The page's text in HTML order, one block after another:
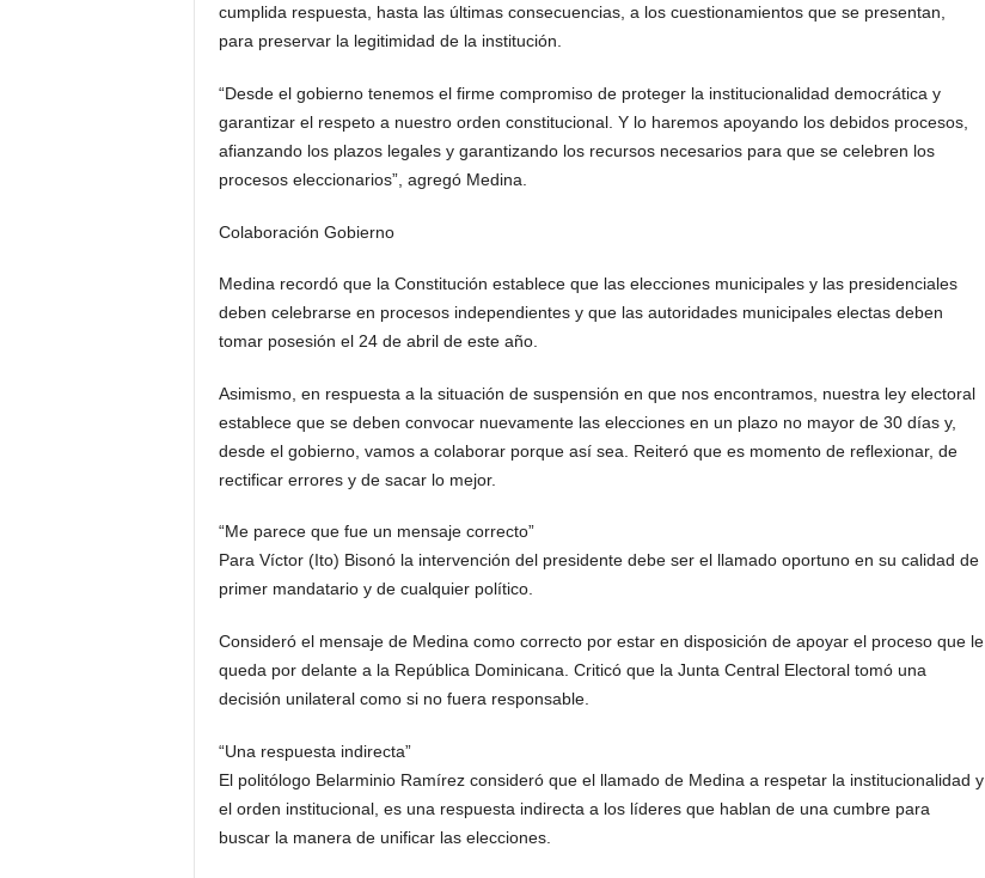
cumplida respuesta, hasta las últimas consecuencias, a los cuestionamientos que se presentan,
para preservar la legitimidad de la institución.
“Desde el gobierno tenemos el firme compromiso de proteger la institucionalidad democrática y
garantizar el respeto a nuestro orden constitucional. Y lo haremos apoyando los debidos procesos,
afianzando los plazos legales y garantizando los recursos necesarios para que se celebren los
procesos eleccionarios”, agregó Medina.
Colaboración Gobierno
Medina recordó que la Constitución establece que las elecciones municipales y las presidenciales
deben celebrarse en procesos independientes y que las autoridades municipales electas deben
tomar posesión el 24 de abril de este año.
Asimismo, en respuesta a la situación de suspensión en que nos encontramos, nuestra ley electoral
establece que se deben convocar nuevamente las elecciones en un plazo no mayor de 30 días y,
desde el gobierno, vamos a colaborar porque así sea. Reiteró que es momento de reflexionar, de
rectificar errores y de sacar lo mejor.
“Me parece que fue un mensaje correcto”
Para Víctor (Ito) Bisonó la intervención del presidente debe ser el llamado oportuno en su calidad de
primer mandatario y de cualquier político.
Consideró el mensaje de Medina como correcto por estar en disposición de apoyar el proceso que le
queda por delante a la República Dominicana. Criticó que la Junta Central Electoral tomó una
decisión unilateral como si no fuera responsable.
“Una respuesta indirecta”
El politólogo Belarminio Ramírez consideró que el llamado de Medina a respetar la institucionalidad y
el orden institucional, es una respuesta indirecta a los líderes que hablan de una cumbre para
buscar la manera de unificar las elecciones.